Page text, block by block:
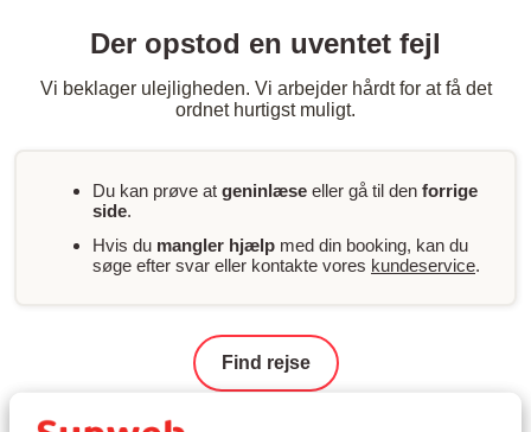
Der opstod en uventet fejl
Vi beklager ulejligheden. Vi arbejder hårdt for at få det
ordnet hurtigst muligt.
Du kan prøve at geninlæse eller gå til den forrige
side.
Hvis du mangler hjælp med din booking, kan du
søge efter svar eller kontakte vores kundeservice.
Find rejse